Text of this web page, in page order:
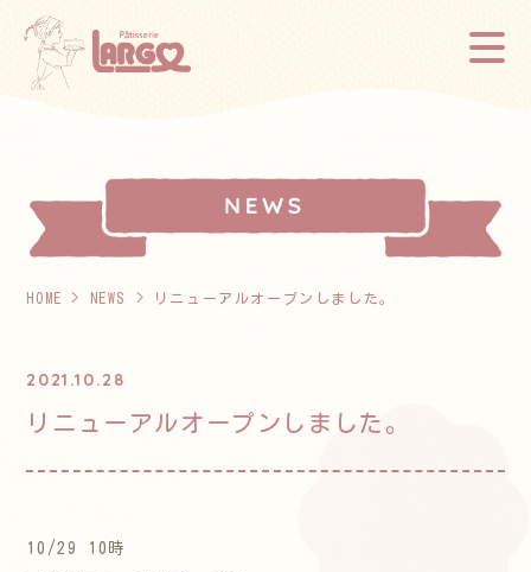
HOME > NEWS > リニューアルオープンしました。
2021.10.28
リニューアルオープンしました。
10/29 10時